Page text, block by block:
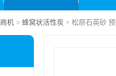
机 > 蜂窝状活性炭 > 松原石英砂